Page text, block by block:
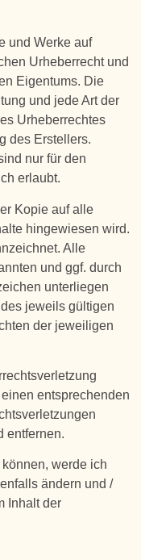
und Werke auf
Urheberrecht und
Eigentums. Die
und jede Art der
Urheberrechtes
des Erstellers.
nur für den
erlaubt.
Kopie auf alle
hingewiesen wird.
Alle
und ggf. durch
unterliegen
jeweils gültigen
der jeweiligen
entsprechenden
entfernen.
werde ich
ändern und /
Inhalt der